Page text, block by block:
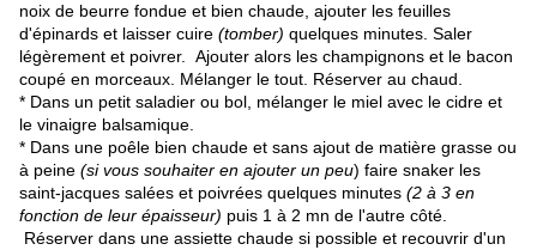
noix de beurre fondue et bien chaude, ajouter les feuilles
d'épinards et laisser cuire (tomber) quelques minutes. Saler
légèrement et poivrer. Ajouter alors les champignons et le bacon
coupé en morceaux. Mélanger le tout. Réserver au chaud.
* Dans un petit saladier ou bol, mélanger le miel avec le cidre et
le vinaigre balsamique.
* Dans une poêle bien chaude et sans ajout de matière grasse ou
à peine (si vous souhaiter en ajouter un peu) faire snaker les
saint-jacques salées et poivrées quelques minutes (2 à 3 en
fonction de leur épaisseur) puis 1 à 2 mn de l'autre côté.
Réserver dans une assiette chaude si possible et recouvrir d'un